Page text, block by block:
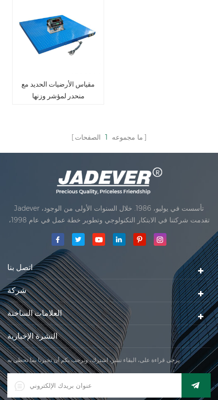
مقياس الأرضيات الحديد مع
منحدر لمؤشر وزنها
ما مجموعه 1 الصفحات
Jadever تأسست في يوليو، 1986. خلال السنوات الأولى من الوجود،
تقدمت شركتنا في الابتكار التكنولوجي وتطوير خطة عمل في عام 1998،
حققت شركتنا هدف الجودة الرئيسية، متى تلقت أول منتجاتنا موافقة من
مقياس المحدودةكان تأسيس تقع من
اتصل بنا
شركة
العلامات الساخنة
النشرة الإخبارية
يرجى قراءة على، البقاء نشر، اشترك، ونرحب بكم أن تخبرنا بما تحظى به.